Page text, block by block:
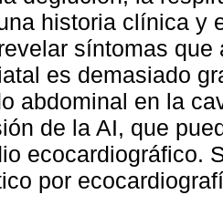
historia clínica y
síntomas
es demasiado
abdominal en la
de la AI, que
ecocardiográfico.
por